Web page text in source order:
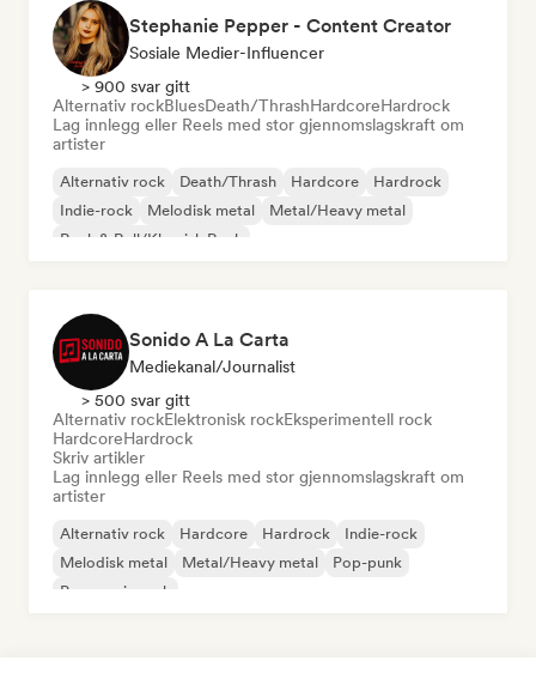
Stephanie Pepper - Content Creator
Sosiale Medier-Influencer
> 900 svar gitt
Alternativ rockBluesDeath/ThrashHardcoreHardrock
Lag innlegg eller Reels med stor gjennomslagskraft om
artister
Alternativ rock Death/Thrash Hardcore
Hardrock
Indie-rock
Melodisk metal
Metal/Heavy metal
Rock & Roll/Klassisk Rock
Sonido A La Carta
Mediekanal/journalist
> 500 svar gitt
Alternativ rockElektronisk rockEksperimentell rock
HardcoreHardrock
Skriv artikler
Lag innlegg eller Reels med stor gjennomslagskraft om
artister
Alternativ rock Hardcore Hardrock
Indie-rock
Melodisk metal
Metal/Heavy metal
Pop-punk
Progressiv rock